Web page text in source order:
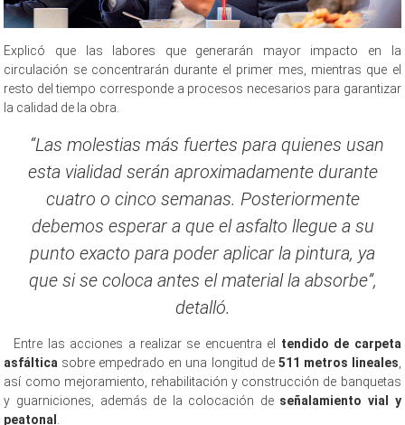
Explicó que las labores que generarán mayor impacto en la
circulación se concentrarán durante el primer mes, mientras que el
resto del tiempo corresponde a procesos necesarios para garantizar
la calidad de la obra.
“Las molestias más fuertes para quienes usan
esta vialidad serán aproximadamente durante
cuatro o cinco semanas. Posteriormente
debemos esperar a que el asfalto llegue a su
punto exacto para poder aplicar la pintura, ya
que si se coloca antes el material la absorbe”,
detalló.
Entre las acciones a realizar se encuentra el tendido de carpeta
asfáltica sobre empedrado en una longitud de 511 metros lineales
así como mejoramiento, rehabilitación y construcción de banquetas
y guarniciones, además de la colocación de señalamiento vial y
peatonal